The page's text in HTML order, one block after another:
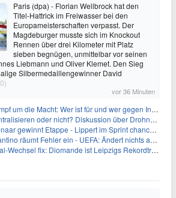
Paris (dpa) - Florian Wellbrock hat den
Titel-Hattrick im Freiwasser bei den
Europameisterschaften verpasst. Der
Magdeburger musste sich im Knockout
Rennen über drei Kilometer mit Platz
sieben begnügen, unmittelbar vor seinen
Liebmann und Oliver Klemet. Den Sieg
Silbermedaillengewinner David
vor 36 Minuten
um die Macht: Wer ist für und wer gegen Infantino?
oder nicht? Diskussion über Drohnenabwehr
gewinnt Etappe - Lippert im Sprint chancenlos
räumt Fehler ein - UEFA: Ändert nichts an Boykott
Wechsel fix: Diomande ist Leipzigs Rekordtransfer